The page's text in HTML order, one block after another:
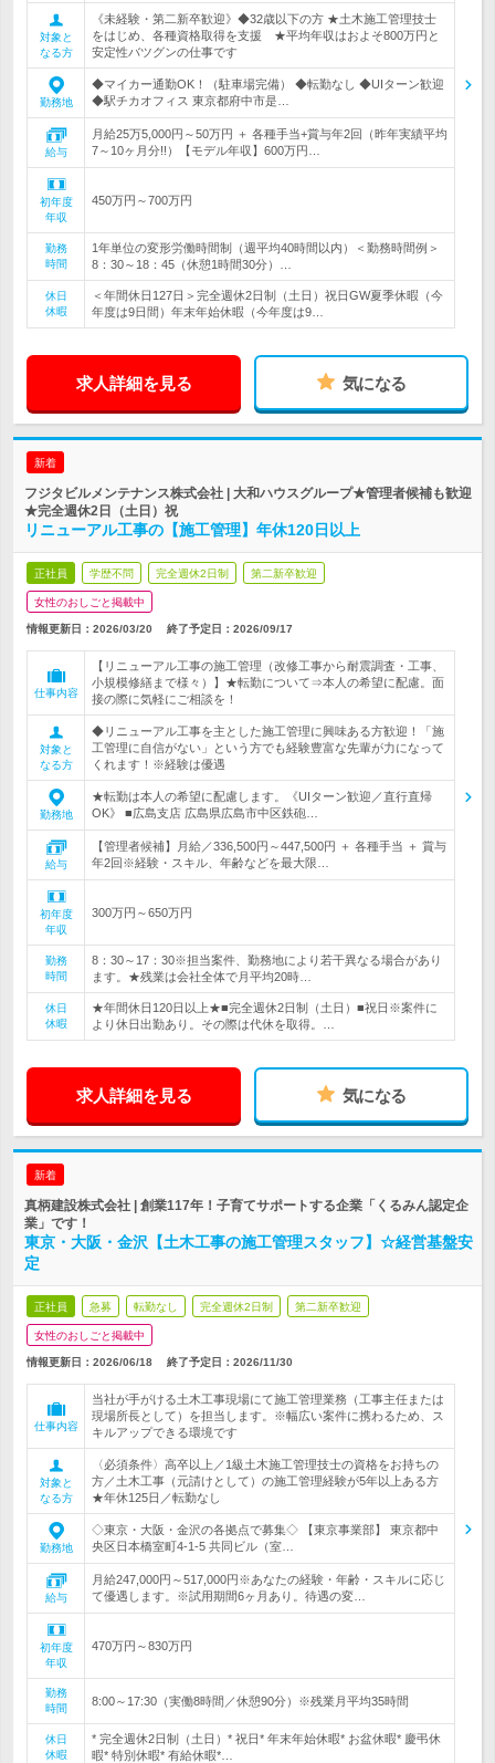
対象と
なる方
《未経験・第二新卒歓迎》◆32歳以下の方 ★土木施工管理技士
をはじめ、各種資格取得を支援 ★平均年収はおよそ800万円と
安定性バツグンの仕事です
勤務地
◆マイカー通勤OK！（駐車場完備） ◆転勤なし ◆UIターン歓迎
◆駅チカオフィス 東京都府中市是…
給与
月給25万5,000円～50万円 ＋ 各種手当+賞与年2回（昨年実績平均
7～10ヶ月分!!）【モデル年収】600万円…
初年度
年収
450万円～700万円
勤務
時間
1年単位の変形労働時間制（週平均40時間以内）＜勤務時間例＞
8：30～18：45（休憩1時間30分）…
休日
休暇
＜年間休日127日＞完全週休2日制（土日）祝日GW夏季休暇（今
年度は9日間）年末年始休暇（今年度は9…
求人詳細を見る 気になる
新着
フジタビルメンテナンス株式会社 | 大和ハウスグループ★管理者候補も歓迎
★完全週休2日（土日）祝
リニューアル工事の【施工管理】年休120日以上
正社員 学歴不問 完全週休2日制 第二新卒歓迎
女性のおしごと掲載中
情報更新日：2026/03/20 終了予定日： 2026/09/17
仕事内容
【リニューアル工事の施工管理（改修工事から耐震調査・工事、
小規模修繕まで様々）】★転勤について⇒本人の希望に配慮。面
接の際に気軽にご相談を！
対象と
なる方
◆リニューアル工事を主とした施工管理に興味ある方歓迎！「施
工管理に自信がない」という方でも経験豊富な先輩が力になって
くれます！※経験は優遇
勤務地
★転勤は本人の希望に配慮します。《UIターン歓迎／直行直帰
OK》 ■広島支店 広島県広島市中区鉄砲…
給与
【管理者候補】月給／336,500円～447,500円 ＋ 各種手当 ＋ 賞与
年2回※経験・スキル、年齢などを最大限…
初年度
年収
300万円～650万円
勤務
時間
8：30～17：30※担当案件、勤務地により若干異なる場合があり
ます。★残業は会社全体で月平均20時…
休日
休暇
★年間休日120日以上★■完全週休2日制（土日）■祝日※案件に
より休日出勤あり。その際は代休を取得。…
求人詳細を見る 気になる
新着
真柄建設株式会社 | 創業117年！子育てサポートする企業「くるみん認定企
業」です！
東京・大阪・金沢【土木工事の施工管理スタッフ】☆経営基盤安
定
正社員 急募 転勤なし 完全週休2日制 第二新卒歓迎
女性のおしごと掲載中
情報更新日：2026/06/18 終了予定日： 2026/11/30
仕事内容
当社が手がける土木工事現場にて施工管理業務（工事主任または
現場所長として）を担当します。※幅広い案件に携わるため、ス
キルアップできる環境です
対象と
なる方
〈必須条件〉高卒以上／1級土木施工管理技士の資格をお持ちの
方／土木工事（元請けとして）の施工管理経験が5年以上ある方
★年休125日／転勤なし
勤務地
◇東京・大阪・金沢の各拠点で募集◇ 【東京事業部】 東京都中
央区日本橋室町4-1-5 共同ビル（室…
給与
月給247,000円～517,000円※あなたの経験・年齢・スキルに応じ
て優遇します。※試用期間6ヶ月あり。待遇の変…
初年度
年収
470万円～830万円
勤務
時間
8:00～17:30（実働8時間／休憩90分）※残業月平均35時間
休日
休暇
* 完全週休2日制（土日）* 祝日* 年末年始休暇* お盆休暇* 慶弔休
暇* 特別休暇* 有給休暇*…